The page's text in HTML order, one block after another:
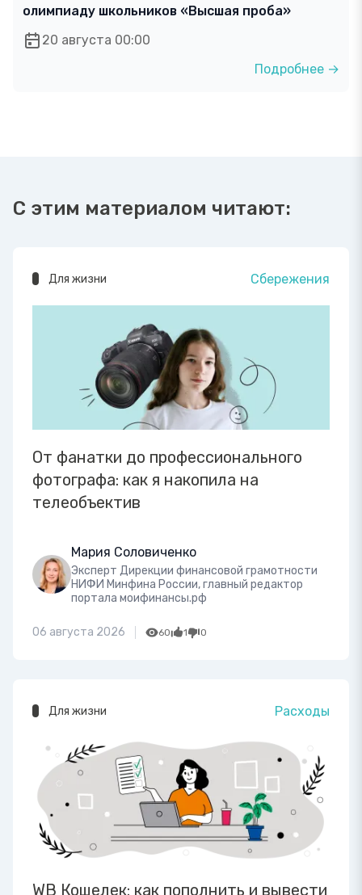
олимпиаду школьников «Высшая проба»
20 августа 00:00
Подробнее →
С этим материалом читают:
Для жизни Сбережения
От фанатки до профессионального
фотографа: как я накопила на
телеобъектив
Мария Соловиченко
Эксперт Дирекции финансовой грамотности
НИФИ Минфина России, главный редактор
портала моифинансы.рф
06 августа 2026 60 1 0
Для жизни Расходы
WB Кошелек: как пополнить и вывести